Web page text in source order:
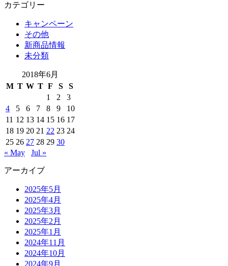
カテゴリー
キャンペーン
その他
新商品情報
未分類
2018年6月
M T W T F S
S
1
2
3
4
5 6 7 8 9
10
11 12 13 14 15 16 17
18 19 20 21 22 23 24
25 26 27 28 29 30
« May
Jul »
アーカイブ
2025年5月
2025年4月
2025年3月
2025年2月
2025年1月
2024年11月
2024年10月
2024年9月